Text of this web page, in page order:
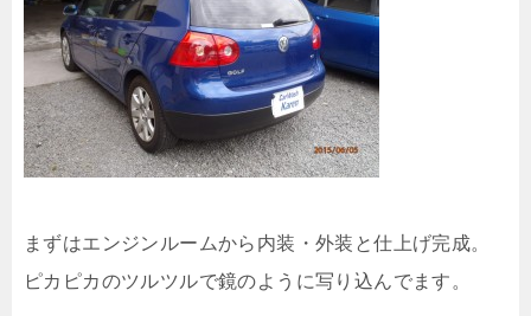
まずはエンジンルームから内装・外装と仕上げ完成。
ピカピカのツルツルで鏡のように写り込んでます。